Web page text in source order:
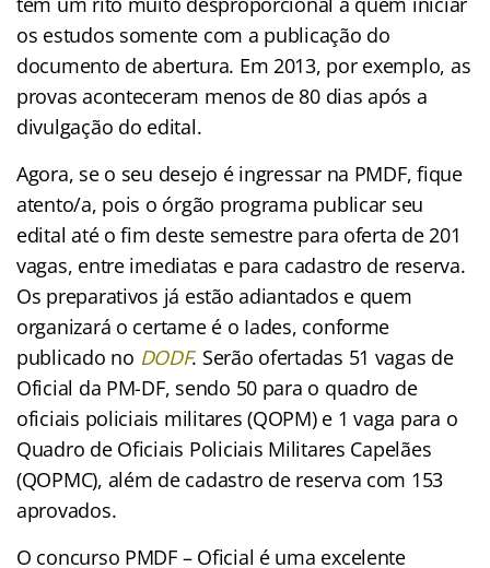
os estudos somente com a publicação do
documento de abertura. Em 2013, por exemplo, as
provas aconteceram menos de 80 dias após a
divulgação do edital.
Agora, se o seu desejo é ingressar na PMDF, fique
atento/a, pois o órgão programa publicar seu
edital até o fim deste semestre para oferta de 201
vagas, entre imediatas e para cadastro de reserva.
Os preparativos já estão adiantados e quem
organizará o certame é o Iades, conforme
publicado no DODF. Serão ofertadas 51 vagas de
Oficial da PM-DF, sendo 50 para o quadro de
oficiais policiais militares (QOPM) e 1 vaga para o
Quadro de Oficiais Policiais Militares Capelães
(QOPMC), além de cadastro de reserva com 153
aprovados.
O concurso PMDF – Oficial é uma excelente